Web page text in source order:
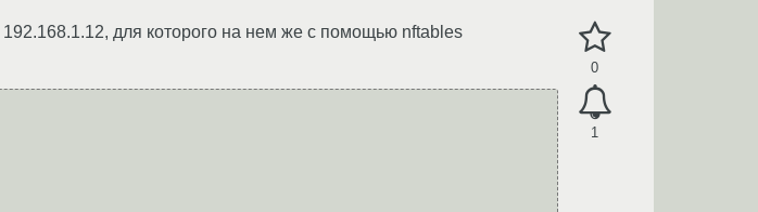
0
1
для которого на нем же с помощью nftables